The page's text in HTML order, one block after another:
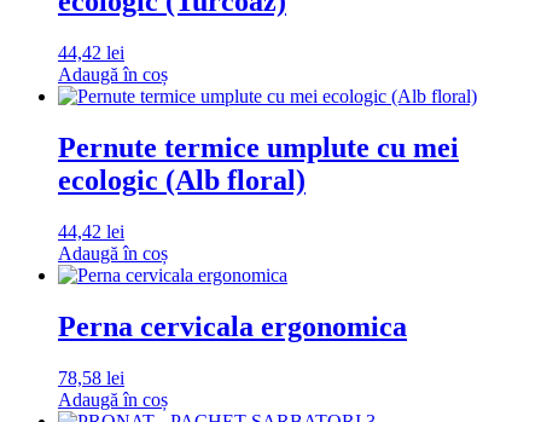
44,42 lei
Adaugă în coș
Pernute termice umplute cu mei
ecologic (Alb floral)
44,42 lei
Adaugă în coș
Perna cervicala ergonomica
78,58 lei
Adaugă în coș